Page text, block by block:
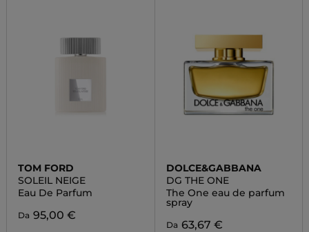
TOM FORD
SOLEIL NEIGE
Eau De Parfum
Da 95,00 €
DOLCE&GABBANA
DG THE ONE
The One eau de parfum
spray
Da 63,67 €